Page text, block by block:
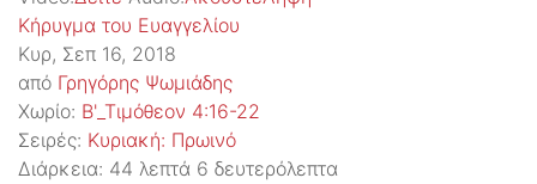
Κήρυγμα του Ευαγγελίου
Κυρ, Σεπ 16, 2018
από Γρηγόρης Ψωμιάδης
Χωρίο: Β'_Τιμόθεον 4:16-22
Σειρές: Kυριακή: Πρωινό
Διάρκεια: 44 λεπτά 6 δευτερόλεπτα